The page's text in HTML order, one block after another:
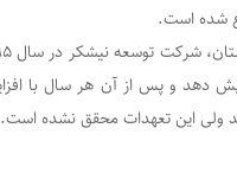
شده است.
ولی این تعهدات محقق نشده است.